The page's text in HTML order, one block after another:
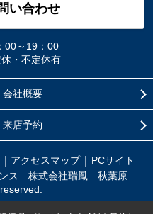
い合わせ
00～19：00
・不定休有
会社概要
来店予約
アクセスマップ
PCサイト
ンス 株式会社瑞鳳 秋葉原